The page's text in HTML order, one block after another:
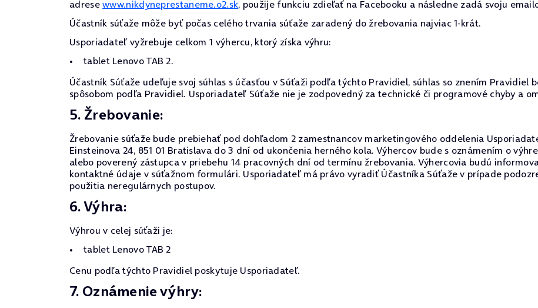
adresewww.nikdyneprestaneme.o2.sk, použije funkciu zdieľať na Facebooku a následne zadá svoju
Účastník súťaže môže byť počas celého trvania súťaže zaradený do žrebovania najviac 1-krát.
Usporiadateľ vyžrebuje celkom 1 výhercu, ktorý získa výhru:
tablet Lenovo TAB 2.
Účastník Súťaže udeľuje svoj súhlas s účasťou v Súťaži podľa týchto Pravidiel, súhlas so znením Pravidiel
spôsobom podľa Pravidiel. Usporiadateľ Súťaže nie je zodpovedný za technické či programové chyby a
5. Žrebovanie:
Žrebovanie súťaže bude prebiehať pod dohľadom 2 zamestnancov marketingového oddelenia
Einsteinova 24, 851 01 Bratislava do 3 dní od ukončenia herného kola. Výhercov bude s oznámením o
alebo poverený zástupca v priebehu 14 pracovných dní od termínu žrebovania. Výhercovia budú
kontaktné údaje v súťažnom formulári. Usporiadateľ má právo vyradiť Účastníka Súťaže v prípade
použitia neregulárnych postupov.
6. Výhra:
Výhrou v celej súťaži je:
tablet Lenovo TAB 2
Cenu podľa týchto Pravidiel poskytuje Usporiadateľ.
7. Oznámenie výhry: